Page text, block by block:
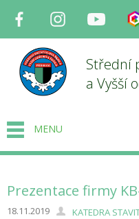
Facebook Instagram
Střední
a Vyšší
MENU
Prezentace firmy
18.11.2019 KATEDRA